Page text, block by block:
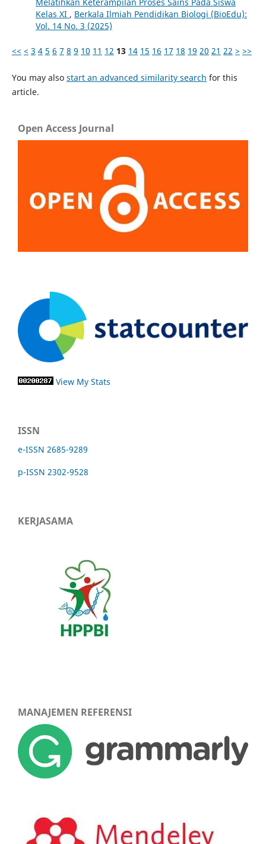
Melatihkan Keterampilan Proses Sains Pada Siswa
Kelas XI , Berkala Ilmiah Pendidikan Biologi (BioEdu):
Vol. 14 No. 3 (2025)
<< < 3 4 5 6 7 8 9 10 11 12 13 14 15 16 17 18 19 20 21 22 > >>
You may also start an advanced similarity search for this
article.
Open Access Journal
View My Stats
ISSN
e-ISSN 2685-9289
p-ISSN 2302-9528
KERJASAMA
MANAJEMEN REFERENSI